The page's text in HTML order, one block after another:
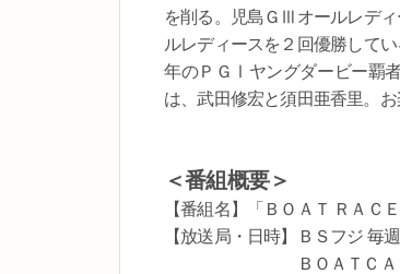
を削る。児島ＧⅢオールレデ
ルレディースを２回優勝して
年のＰＧⅠヤングダービー覇
は、武田修宏と須田亜香里。お
＜番組概要＞
【番組名】「ＢＯＡＴ ＲＡＣ
【放送局・日時】ＢＳフジ 毎
ＢＯＡＴＣＡＳＴにて